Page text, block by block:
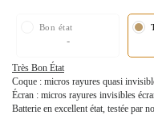
Bon état
-
Très Bon État
Coque : micros rayures quasi
Écran : micros rayures invisibles
Batterie en excellent état, testée par